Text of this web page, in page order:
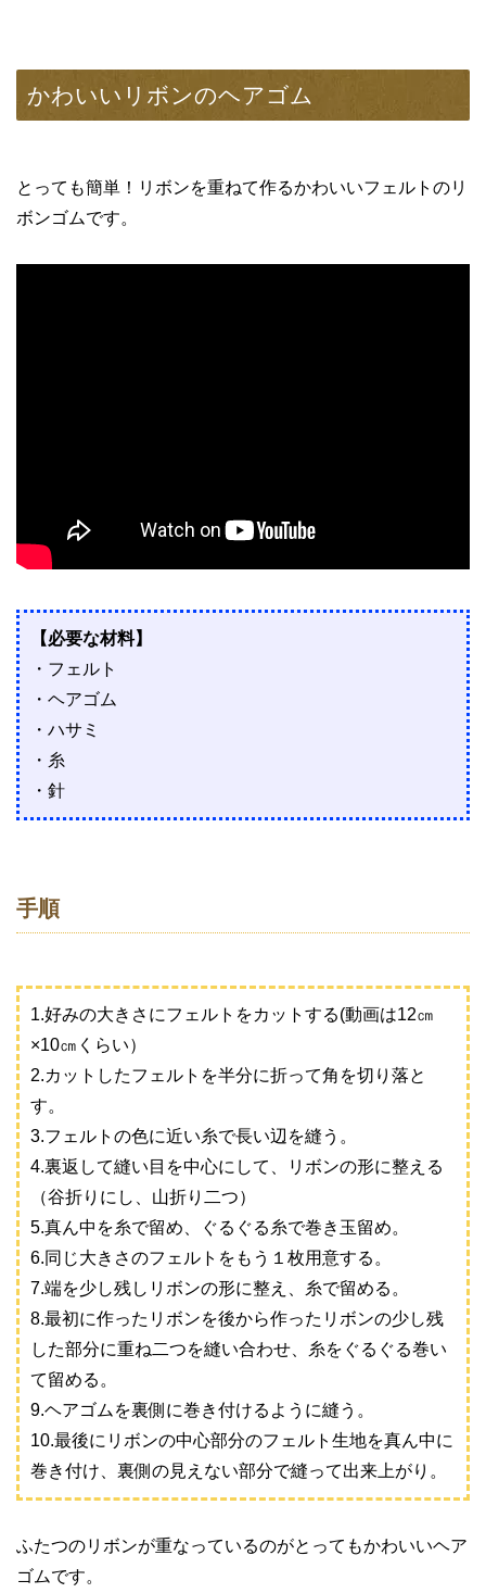
かわいいリボンのヘアゴム
とっても簡単！リボンを重ねて作るかわいいフェルトのリ
ボンゴムです。
【必要な材料】
・フェルト
・ヘアゴム
・ハサミ
・糸
・針
手順
1.好みの大きさにフェルトをカットする(動画は12㎝
×10㎝くらい）
2.カットしたフェルトを半分に折って角を切り落と
す。
3.フェルトの色に近い糸で長い辺を縫う。
4.裏返して縫い目を中心にして、リボンの形に整える
（谷折りにし、山折り二つ）
5.真ん中を糸で留め、ぐるぐる糸で巻き玉留め。
6.同じ大きさのフェルトをもう１枚用意する。
7.端を少し残しリボンの形に整え、糸で留める。
8.最初に作ったリボンを後から作ったリボンの少し残
した部分に重ね二つを縫い合わせ、糸をぐるぐる巻い
て留める。
9.ヘアゴムを裏側に巻き付けるように縫う。
10.最後にリボンの中心部分のフェルト生地を真ん中に
巻き付け、裏側の見えない部分で縫って出来上がり。
ふたつのリボンが重なっているのがとってもかわいいヘア
ゴムです。